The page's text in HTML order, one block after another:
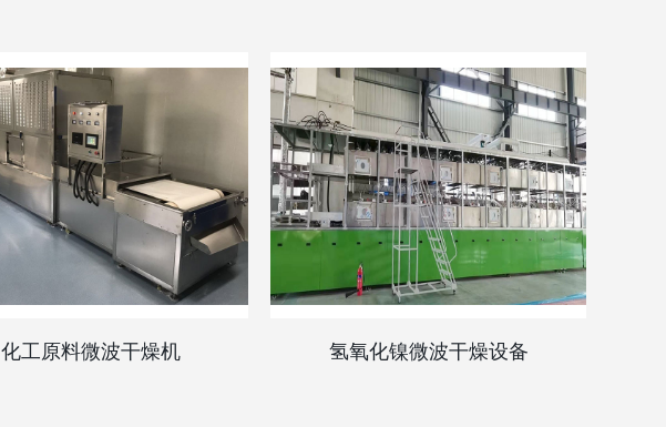
化工原料微波干燥机 氢氧化镍微波干燥设备